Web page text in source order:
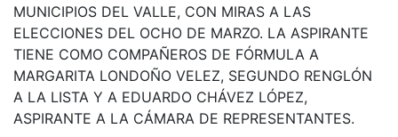
MUNICIPIOS DEL VALLE, CON MIRAS A LAS
ELECCIONES DEL OCHO DE MARZO. LA ASPIRANTE
TIENE COMO COMPAÑEROS DE FÓRMULA A
MARGARITA LONDOÑO VELEZ, SEGUNDO RENGLÓN
A LA LISTA Y A EDUARDO CHÁVEZ LÓPEZ,
ASPIRANTE A LA CÁMARA DE REPRESENTANTES.